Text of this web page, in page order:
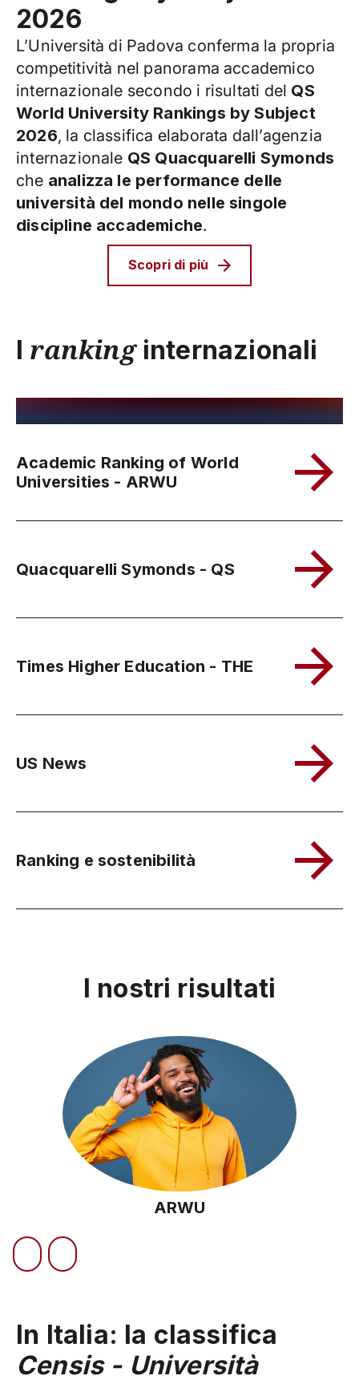
2026
L’Università di Padova conferma la propria
competitività nel panorama accademico
internazionale secondo i risultati del QS
World University Rankings by Subject
2026, la classifica elaborata dall’agenzia
internazionale QS Quacquarelli Symonds
che analizza le performance delle
università del mondo nelle singole
discipline accademiche.
Scopri di più
I rankinginternazionali
Academic Ranking of World
Universities - ARWU
Quacquarelli Symonds - QS
Times Higher Education - THE
US News
Ranking e sostenibilità
I nostri risultati
ARWU
In Italia: la classifica
Censis - Università